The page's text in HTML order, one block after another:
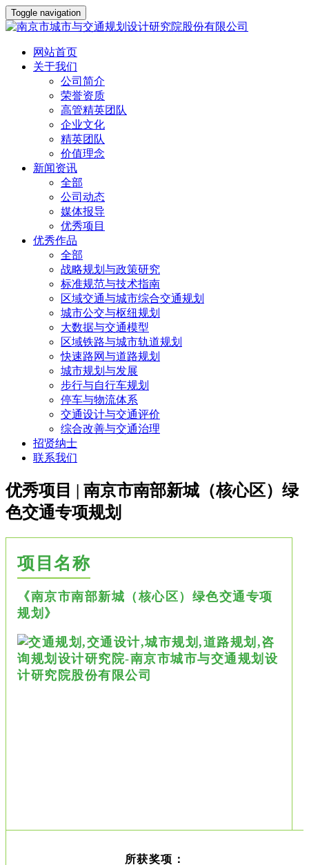
Toggle navigation
网站首页
关于我们
公司简介
荣誉资质
高管精英团队
企业文化
精英团队
价值理念
新闻资讯
全部
公司动态
媒体报导
优秀项目
优秀作品
全部
战略规划与政策研究
标准规范与技术指南
区域交通与城市综合交通规划
城市公交与枢纽规划
大数据与交通模型
区域铁路与城市轨道规划
快速路网与道路规划
城市规划与发展
步行与自行车规划
停车与物流体系
交通设计与交通评价
综合改善与交通治理
招贤纳士
联系我们
优秀项目 | 南京市南部新城（核心区）绿
色交通专项规划
项目名称
《南京市南部新城（核心区）绿色交通专项
规划》
所获奖项：